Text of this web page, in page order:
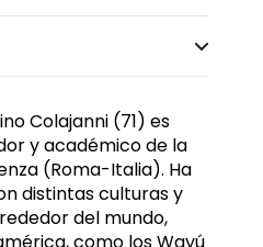
Colajanni (71) es
y académico de la
(Roma-Italia). Ha
distintas culturas y
del mundo,